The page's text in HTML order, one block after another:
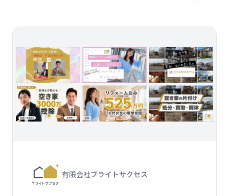
有限会社ブライトサクセス